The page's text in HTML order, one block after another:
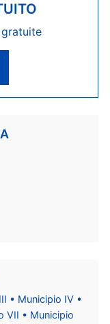
• Municipio IV •
VII • Municipio